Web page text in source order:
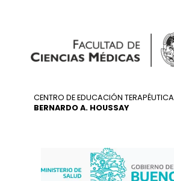
CENTRO DE EDUCACIÓN TERAPÉUTICA
BERNARDO A. HOUSSAY